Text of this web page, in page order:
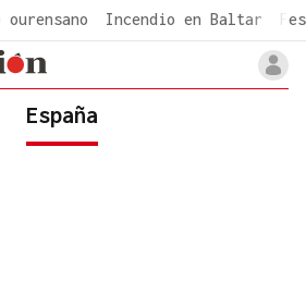
Incendio en Baltar
España